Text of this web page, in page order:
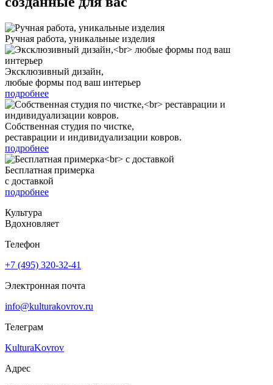
Ручная работа, уникальные изделия
Эксклюзивный дизайн,
любые формы под ваш интерьер
подробнее
Собственная студия по чистке,
реставрации и индивидуализации ковров.
подробнее
Бесплатная примерка
с доставкой
подробнее
Культура
Вдохновляет
Телефон
+7 (495) 320-32-41
Электронная почта
info@kulturakovrov.ru
Телеграм
KulturaKovrov
Адрес